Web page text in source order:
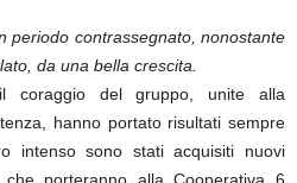
periodo contrassegnato, nonostante
da una bella crescita.
coraggio del gruppo, unite alla
hanno portato risultati sempre
intenso sono stati acquisiti nuovi